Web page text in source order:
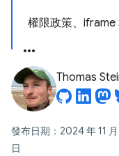
權限政策、
Thomas
發布日期：2024 年 11
日